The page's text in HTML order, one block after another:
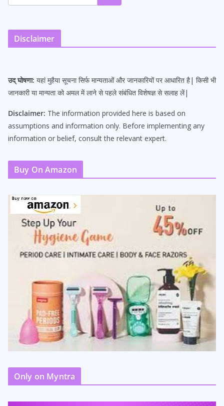
Disclaimer
उद् घोषणा: यहां मुहैया सूचना सिर्फ मान्यताओं और जानकारियों पर आधारित है| किसी भी
जानकारी या मान्यता को अमल में लाने से पहले संबंधित विशेषज्ञ से सलाह लें|
Disclaimer: The information provided here is based on
assumptions and information only. Before implementing any
information or belief, consult the relevant expert.
Buy On Amazon
Only on Myntra